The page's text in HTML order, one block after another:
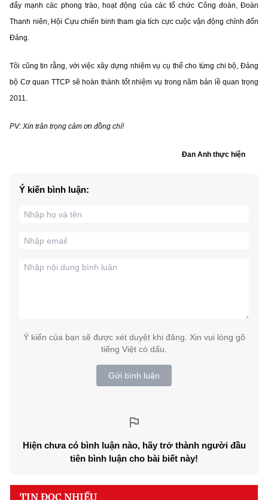
đẩy mạnh các phong trào, hoạt động của các tổ chức Công đoàn, Đoàn
Thanh niên, Hội Cựu chiến binh tham gia tích cực cuộc vận động chỉnh đốn
Đảng.
Tôi cũng tin rằng, với việc xây dựng nhiệm vụ cụ thể cho từng chi bộ, Đảng
bộ Cơ quan TTCP sẽ hoàn thành tốt nhiệm vụ trong năm bản lề quan trọng
2011.
PV: Xin trân trọng cảm ơn đồng chí!
Đan Anh thực hiện
Ý kiến bình luận:
Ý kiến của bạn sẽ được xét duyệt khi đăng. Xin vui lòng gõ
tiếng Việt có dấu.
Gửi bình luận
Hiện chưa có bình luận nào, hãy trở thành người đầu
tiên bình luận cho bài biết này!
TIN ĐỌC NHIỀU